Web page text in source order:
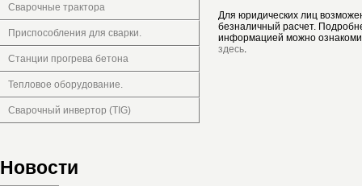
Сварочные трактора
Приспособления для сварки.
Станции прогрева бетона
Тепловое оборудование.
Сварочный инвертор (TIG)
Новости
Для юридических лиц
безналичный расчет.
информацией можно
здесь.